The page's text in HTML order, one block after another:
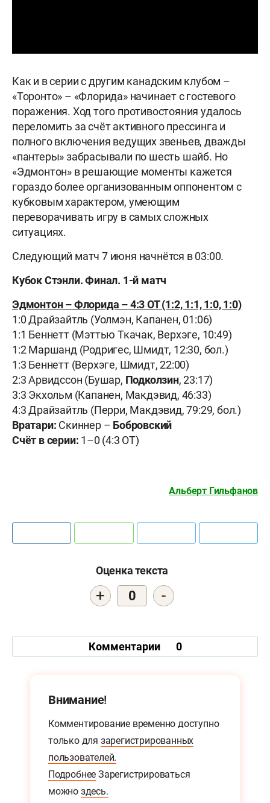
Как и в серии с другим канадским клубом –
«Торонто» – «Флорида» начинает с гостевого
поражения. Ход того противостояния удалось
переломить за счёт активного прессинга и
полного включения ведущих звеньев, дважды
«пантеры» забрасывали по шесть шайб. Но
«Эдмонтон» в решающие моменты кажется
гораздо более организованным оппонентом с
кубковым характером, умеющим
переворачивать игру в самых сложных
ситуациях.
Следующий матч 7 июня начнётся в 03:00.
Кубок Стэнли. Финал. 1-й матч
Эдмонтон – Флорида – 4:3 ОТ (1:2, 1:1, 1:0, 1:0)
1:0 Драйзайтль (Уолмэн, Капанен, 01:06)
1:1 Беннетт (Мэттью Ткачак, Верхэге, 10:49)
1:2 Маршанд (Родригес, Шмидт, 12:30, бол.)
1:3 Беннетт (Верхэге, Шмидт, 22:00)
2:3 Арвидссон (Бушар, Подколзин, 23:17)
3:3 Экхольм (Капанен, Макдэвид, 46:33)
4:3 Драйзайтль (Перри, Макдэвид, 79:29, бол.)
Вратари: Скиннер – Бобровский
Счёт в серии: 1–0 (4:3 ОТ)
Альберт Гильфанов
Оценка текста
+ 0 -
Комментарии 0
Внимание!
Комментирование временно доступно
только для зарегистрированных
пользователей.
Подробнее Зарегистрироваться
можно здесь.